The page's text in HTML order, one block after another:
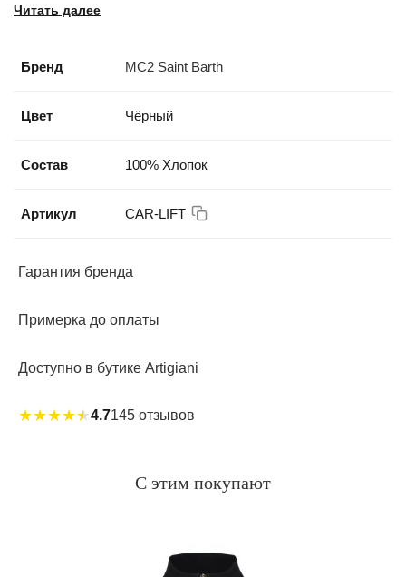
дей Марми: это бренд лучших летних курортов.
Читать далее
Бренд MC2 Saint Barth
Цвет Чёрный
Состав 100% Хлопок
Артикул CAR-LIFT
Гарантия бренда
Примерка до оплаты
Доступно в бутике Artigiani
★★★★★4.7145 отзывов
С этим покупают